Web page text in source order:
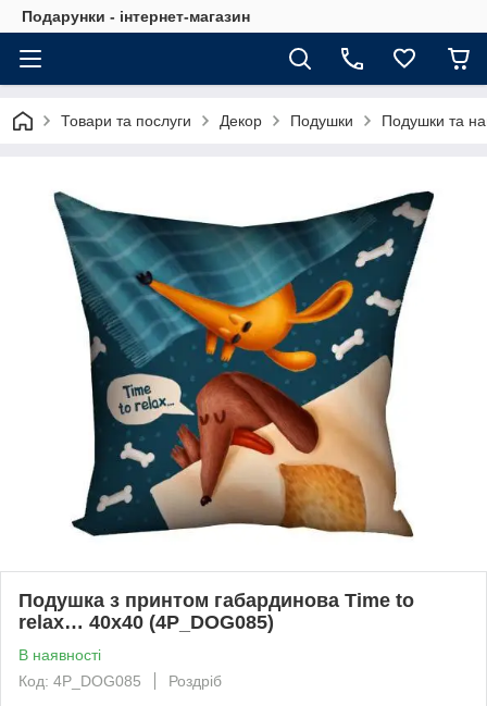
Подарунки - інтернет-магазин
Товари та послуги Декор Подушки Подушки та
Подушка з принтом габардинова Time to
relax… 40x40 (4P_DOG085)
В наявності
Код: 4P_DOG085
Роздріб